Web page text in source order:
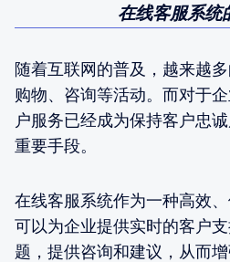
在线客服系统
随着互联网的普及，越来越
购物、咨询等活动。而对于
户服务已经成为保持客户忠
重要手段。
在线客服系统作为一种高效
可以为企业提供实时的客户
题，提供咨询和建议，从而